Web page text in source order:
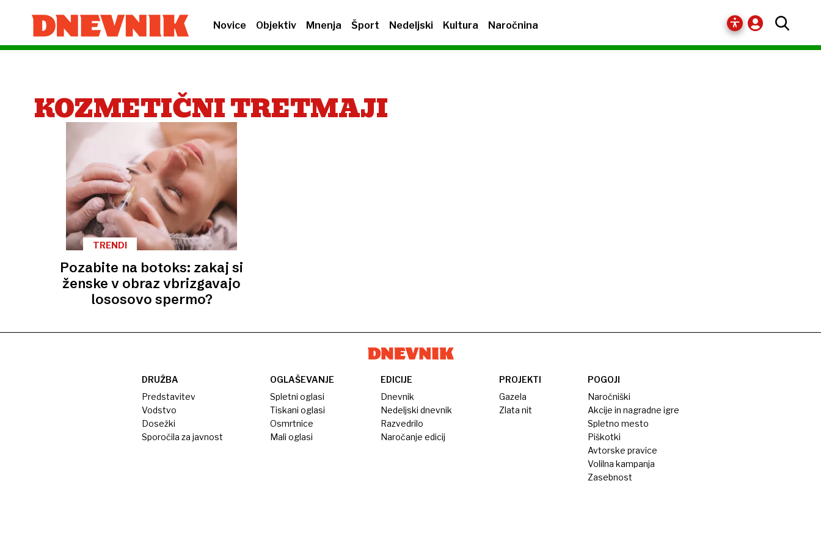
Novice Objektiv Mnenja Šport Nedeljski Kultura Naročnina
KOZMETIČNI TRETMAJI
TRENDI
Pozabite na botoks: zakaj si
ženske v obraz vbrizgavajo
lososovo spermo?
DRUŽBA
Predstavitev
Vodstvo
Dosežki
Sporočila za javnost
OGLAŠEVANJE
Spletni oglasi
Tiskani oglasi
Osmrtnice
Mali oglasi
EDICIJE
Dnevnik
Nedeljski dnevnik
Razvedrilo
Naročanje edicij
PROJEKTI
Gazela
Zlata nit
POGOJI
Naročniški
Akcije in nagradne igre
Spletno mesto
Piškotki
Avtorske pravice
Volilna kampanja
Zasebnost